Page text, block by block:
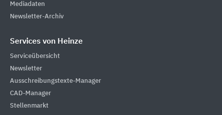
Mediadaten
Newsletter-Archiv
Services von Heinze
Serviceübersicht
Newsletter
Ausschreibungstexte-Manager
CAD-Manager
Stellenmarkt